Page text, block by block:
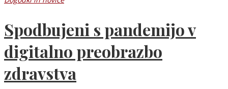
Spodbujeni s pandemijo v
digitalno preobrazbo
zdravstva